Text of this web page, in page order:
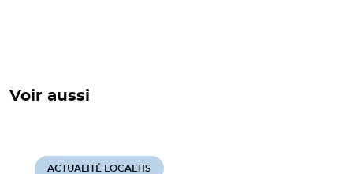
Voir aussi
ACTUALITÉ LOCALTIS